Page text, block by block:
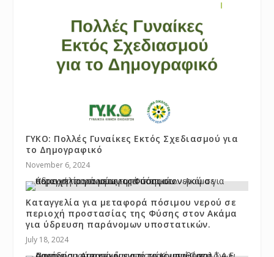
ΓΥΚΟ: Πολλές Γυναίκες Εκτός Σχεδιασμού για
το Δημογραφικό
November 6, 2024
Καταγγελία για μεταφορά πόσιμου νερού σε
περιοχή προστασίας της Φύσης στον Ακάμα
για ύδρευση παράνομων υποστατικών.
July 18, 2024